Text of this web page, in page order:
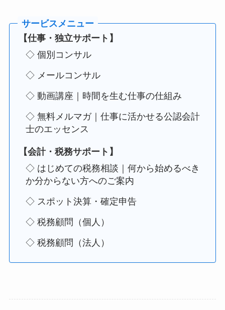
【仕事・独立サポート】
◇ 個別コンサル
◇ メールコンサル
◇ 動画講座｜時間を生む仕事の仕組み
◇ 無料メルマガ｜仕事に活かせる公認会計
士のエッセンス
【会計・税務サポート】
◇ はじめての税務相談｜何から始めるべき
か分からない方へのご案内
◇ スポット決算・確定申告
◇ 税務顧問（個人）
◇ 税務顧問（法人）